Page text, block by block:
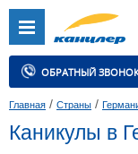
ОБРАТНЫЙ
Главная / Страны /
Каникулы в